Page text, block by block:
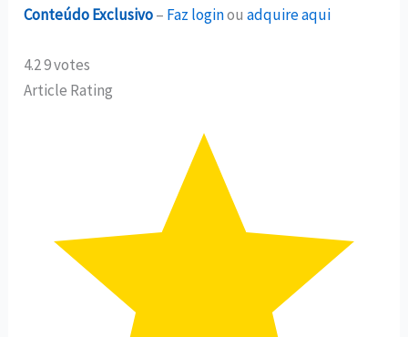
Conteúdo Exclusivo– Faz loginouadquire aqui
4.29votes
Article Rating